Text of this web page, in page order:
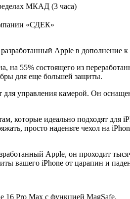
МКАД (3 часа)
«СДЕК»
Apple в дополнение
на 55% состоящего из
для еще большей защиты.
для управления камерой. Он
которые идеально подходят для
просто наденьте чехол на
Apple, он проходит
вашего iPhone от царапин и
16 Pro Max с функцией MagSafe.